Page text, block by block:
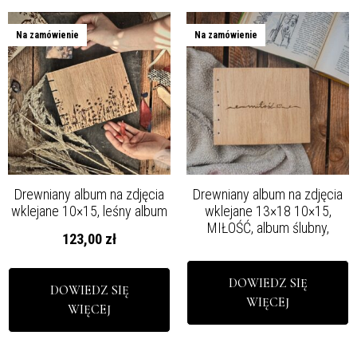
Na zamówienie
Drewniany album na zdjęcia
wklejane 10×15, leśny album
123,00 zł
DOWIEDZ SIĘ
WIĘCEJ
Na zamówienie
Drewniany album na zdjęcia
wklejane 13×18 10×15,
MIŁOŚĆ, album ślubny,
DOWIEDZ SIĘ
WIĘCEJ